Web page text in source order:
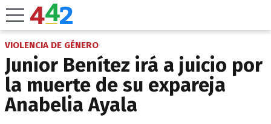
VIOLENCIA DE GÉNERO
Junior Benítez irá a juicio por
la muerte de su expareja
Anabelia Ayala